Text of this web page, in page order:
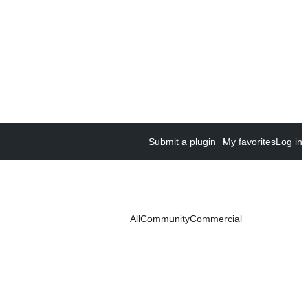
Submit a plugin My favoritesLog in
AllCommunityCommercial